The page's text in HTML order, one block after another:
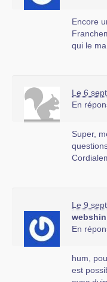
Encore
qui le
Le 6
En
Super,
Le 9
En
hum,
est